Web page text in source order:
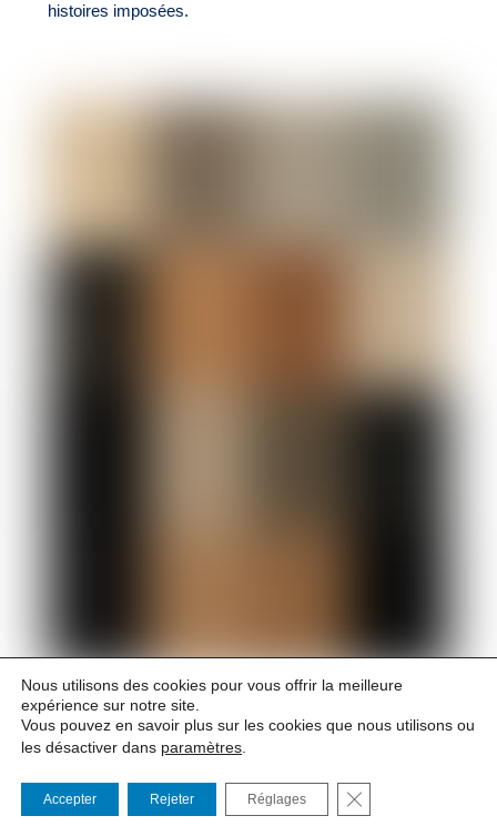
histoires imposées.
23 Avr 2027 à 19h00 – 24 Avr 2027 à 20h00
De Sénèque – Adaptation Julien Gelas Mise en scène
Nous utilisons des cookies pour vous offrir la meilleure
expérience sur notre site.
Vous pouvez en savoir plus sur les cookies que nous utilisons ou
les désactiver dans paramètres
Accepter Rejeter Réglages FERMER LA